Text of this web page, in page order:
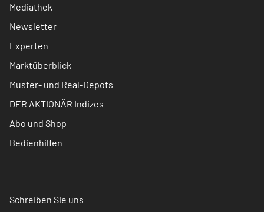
Mediathek
Newsletter
Experten
Marktüberblick
Muster- und Real-Depots
DER AKTIONÄR Indizes
Abo und Shop
Bedienhilfen
Schreiben Sie uns